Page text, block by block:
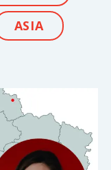
ASIA